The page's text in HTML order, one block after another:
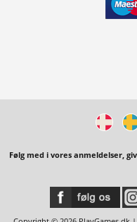
Følg med i vores anmeldelser,